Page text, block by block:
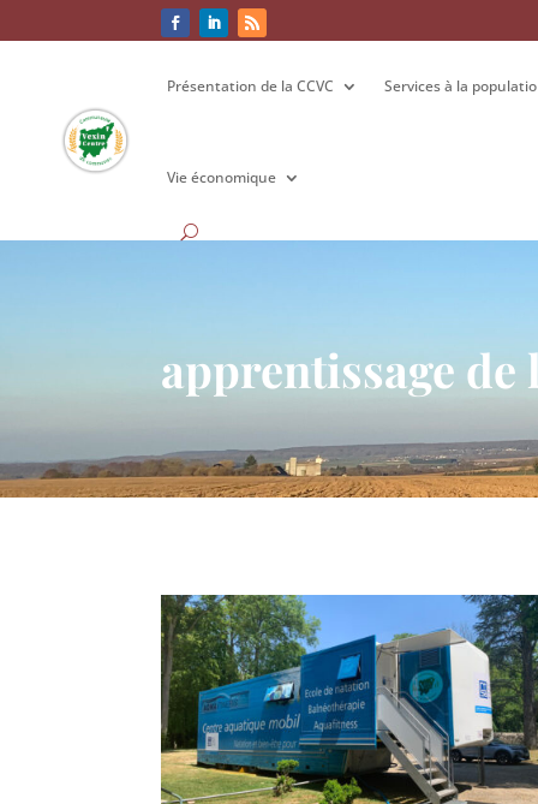
Présentation de la CCVC Services à la
Vie économique
Présentation de la CCVC Services à la
Vie économique
apprentissage de